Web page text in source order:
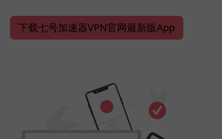
下载七号加速器VPN官网最新版App